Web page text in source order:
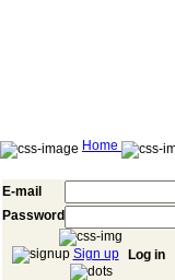
Home
E-mail
Password
Sign up Log in